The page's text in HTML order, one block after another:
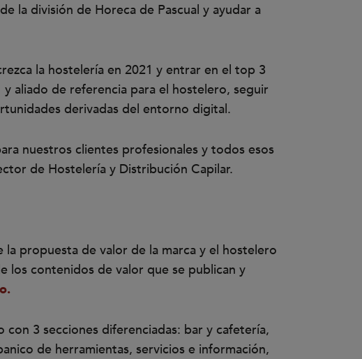
la división de Horeca de Pascual y ayudar a
la hostelería en 2021 y entrar en el top 3
aliado de referencia para el hostelero, seguir
derivadas del entorno digital.
nuestros clientes profesionales y todos esos
de Hostelería y Distribución Capilar.
propuesta de valor de la marca y el hostelero
los contenidos de valor que se publican y
3 secciones diferenciadas: bar y cafetería,
de herramientas, servicios e información,